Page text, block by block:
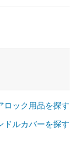
ロック用品を探す
ドルカバーを探す